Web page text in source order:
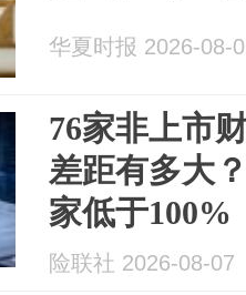
华夏时报 2026-08-
76家非上市
差距有多大
家低于100%
险联社 2026-08-07